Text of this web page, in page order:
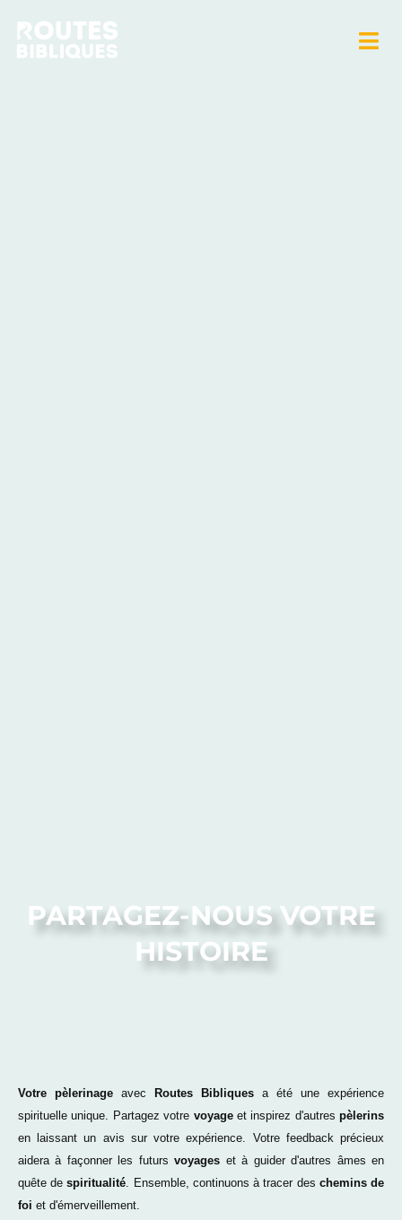
PARTAGEZ-NOUS VOTRE
HISTOIRE
Votre pèlerinage avec Routes Bibliques a été une expérience
spirituelle unique. Partagez votre voyageet inspirez d'autres pèlerins
en laissant un avis sur votre expérience. Votre feedback précieux
aidera à façonner les futursvoyages et à guider d'autres âmes en
quête despiritualité . Ensemble, continuons à tracer des chemins de
foi et d'émerveillement.